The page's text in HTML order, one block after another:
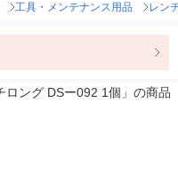
工具・メンテナンス用品 レン